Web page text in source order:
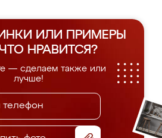
ИЛИ ПРИМЕРЫ
ЧТО НРАВИТСЯ?
— сделаем также или
лучше!